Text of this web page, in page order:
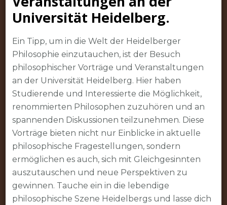
Universität Heidelberg.
Ein Tipp, um in die Welt der Heidelberger
Philosophie einzutauchen, ist der Besuch
philosophischer Vorträge und Veranstaltungen
an der Universität Heidelberg. Hier haben
Studierende und Interessierte die Möglichkeit,
renommierten Philosophen zuzuhören und an
spannenden Diskussionen teilzunehmen. Diese
Vorträge bieten nicht nur Einblicke in aktuelle
philosophische Fragestellungen, sondern
ermöglichen es auch, sich mit Gleichgesinnten
auszutauschen und neue Perspektiven zu
gewinnen. Tauche ein in die lebendige
philosophische Szene Heidelbergs und lasse dich